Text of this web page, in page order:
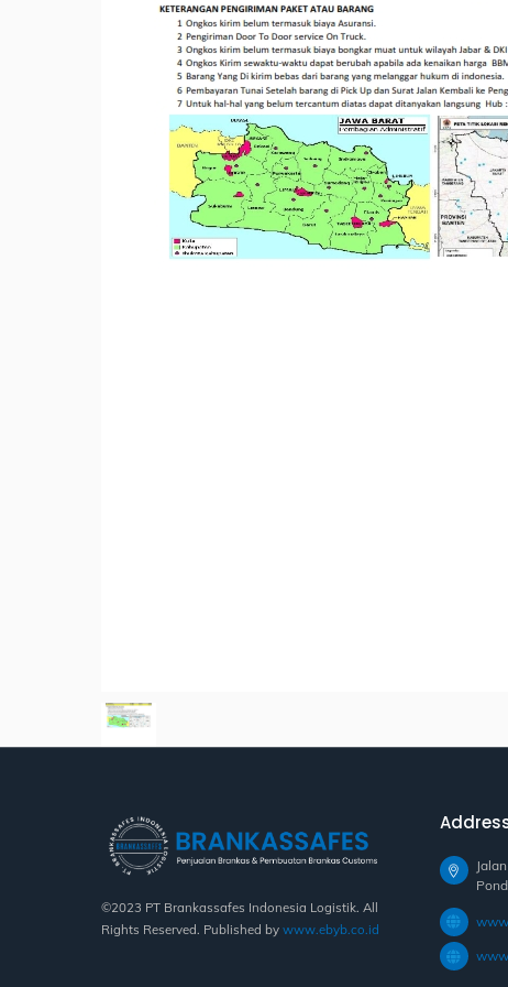
©2023 PT Brankassafes Indonesia Logistik. All
Rights Reserved. Published by www.ebyb.co.id